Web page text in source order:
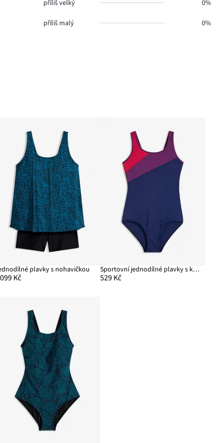
příliš velký 0%
příliš malý 0%
plavky s nohavičkou
Kč
Sportovní jednodílné plavky s kontrastními vsadkami, rychleschnoucí
529 Kč